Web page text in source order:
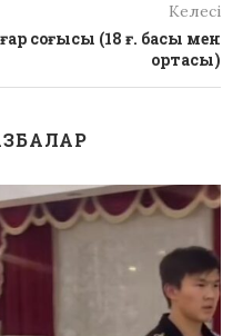
Келесі
соғысы (18 ғ. басы мен
ортасы)